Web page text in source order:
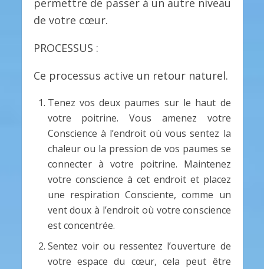
permettre de passer à un autre niveau
de votre cœur.
PROCESSUS :
Ce processus active un retour naturel.
Tenez vos deux paumes sur le haut de
votre poitrine. Vous amenez votre
Conscience à l’endroit où vous sentez la
chaleur ou la pression de vos paumes se
connecter à votre poitrine. Maintenez
votre conscience à cet endroit et placez
une respiration Consciente, comme un
vent doux à l’endroit où votre conscience
est concentrée.
Sentez voir ou ressentez l’ouverture de
votre espace du cœur, cela peut être